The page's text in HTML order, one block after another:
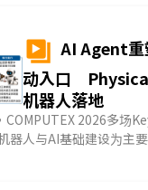
此，藉新一代语音助理
费订阅服务迈进，甚至
...
AI Agent重
动入口
机器人落地
COMPUTEX 2026多场
器人与AI基础建设为主
，高通(Qualcomm)与恩